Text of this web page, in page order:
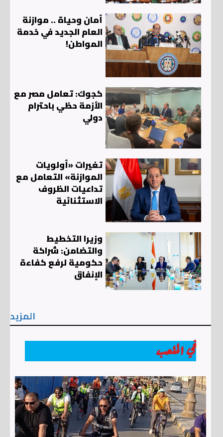
أمان وحياة .. موازنة
العام الجديد في خدمة
المواطن!
كجوك: تعامل مصر مع
الأزمة حظي باحترام
دولي
تغيرات «أولويات
الموازنة» التعامل مع
تداعيات الظروف
الاستثنائية
وزيرا التخطيط
والتضامن: شراكة
حكومية لرفع كفاءة
الإنفاق
المزيد
في الملعب